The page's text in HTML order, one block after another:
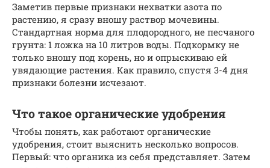
Заметив первые признаки нехватки азота по
растению, я сразу вношу раствор мочевины.
Стандартная норма для плодородного, не песчаного
грунта: 1 ложка на 10 литров воды. Подкормку не
только вношу под корень, но и опрыскиваю ей
увядающие растения. Как правило, спустя 3-4 дня
признаки болезни исчезают.
Что такое органические удобрения
Чтобы понять, как работают органические
удобрения, стоит выяснить несколько вопросов.
Первый: что органика из себя представляет. Затем